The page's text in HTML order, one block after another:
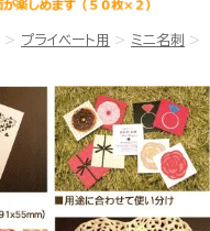
プライベート用
ミニ名刺